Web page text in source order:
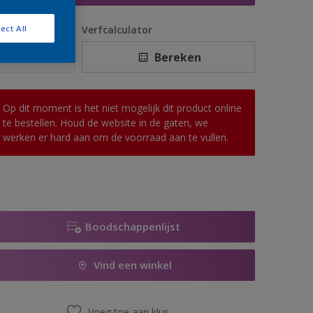
Verfcalculator
Bereken
Op dit moment is het niet mogelijk dit product online
te bestellen. Houd de website in de gaten, we
werken er hard aan om de voorraad aan te vullen.
Boodschappenlijst
Vind een winkel
All